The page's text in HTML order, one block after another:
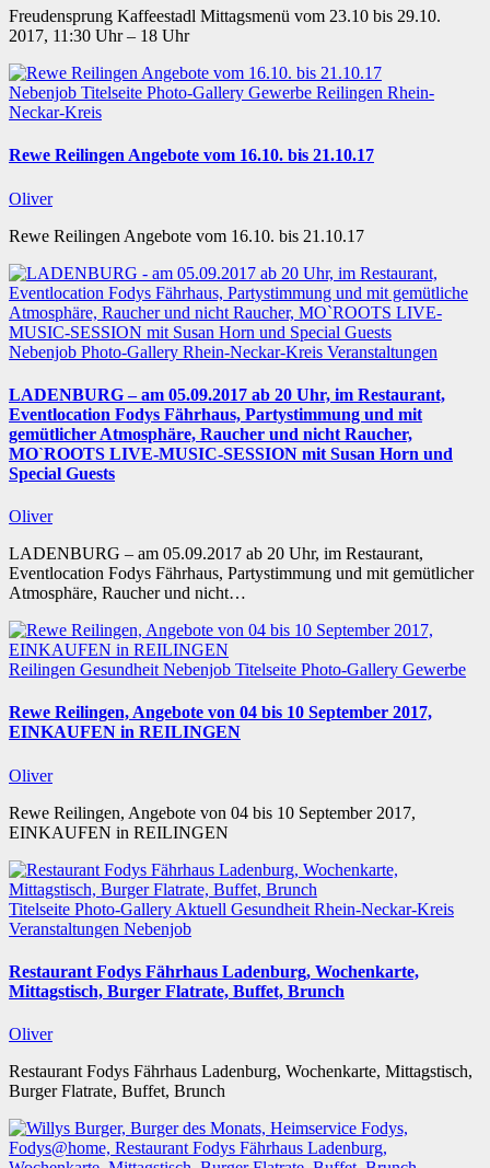
Freudensprung Kaffeestadl Mittagsmenü vom 23.10 bis 29.10.
2017, 11:30 Uhr – 18 Uhr
Nebenjob Titelseite Photo-Gallery Gewerbe Reilingen Rhein-
Neckar-Kreis
Rewe Reilingen Angebote vom 16.10. bis 21.10.17
Oliver
Rewe Reilingen Angebote vom 16.10. bis 21.10.17
Nebenjob Photo-Gallery Rhein-Neckar-Kreis Veranstaltungen
LADENBURG – am 05.09.2017 ab 20 Uhr, im Restaurant,
Eventlocation Fodys Fährhaus, Partystimmung und mit
gemütlicher Atmosphäre, Raucher und nicht Raucher,
MO`ROOTS LIVE-MUSIC-SESSION mit Susan Horn und
Special Guests
Oliver
LADENBURG – am 05.09.2017 ab 20 Uhr, im Restaurant,
Eventlocation Fodys Fährhaus, Partystimmung und mit gemütlicher
Atmosphäre, Raucher und nicht…
Reilingen Gesundheit Nebenjob Titelseite Photo-Gallery Gewerbe
Rewe Reilingen, Angebote von 04 bis 10 September 2017,
EINKAUFEN in REILINGEN
Oliver
Rewe Reilingen, Angebote von 04 bis 10 September 2017,
EINKAUFEN in REILINGEN
Titelseite Photo-Gallery Aktuell Gesundheit Rhein-Neckar-Kreis
Veranstaltungen Nebenjob
Restaurant Fodys Fährhaus Ladenburg, Wochenkarte,
Mittagstisch, Burger Flatrate, Buffet, Brunch
Oliver
Restaurant Fodys Fährhaus Ladenburg, Wochenkarte, Mittagstisch,
Burger Flatrate, Buffet, Brunch